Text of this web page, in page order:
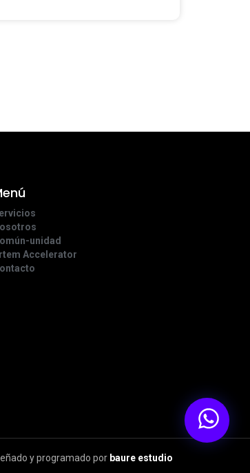
unidad
Accelerator
y programado por baure estudio